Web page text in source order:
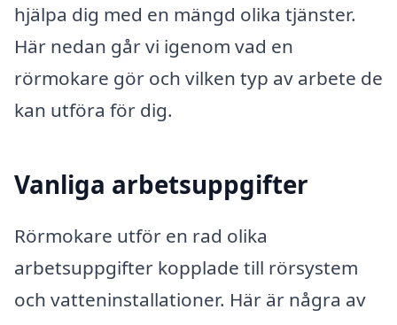
hjälpa dig med en mängd olika tjänster.
Här nedan går vi igenom vad en
rörmokare gör och vilken typ av arbete de
kan utföra för dig.
Vanliga arbetsuppgifter
Rörmokare utför en rad olika
arbetsuppgifter kopplade till rörsystem
och vatteninstallationer. Här är några av